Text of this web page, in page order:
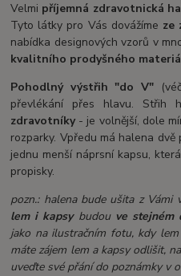
Velmi příjemná zdravotnická
Tyto látky pro Vás dovážíme ze
nabídka designových vzorů v
kvalitního prodyšného
Pohodlný výstřih "do V"
převlékání přes hlavu. Střih
zdravotníky- je volnější, dole
rozparky. Vpředu má halena
jednu menší náprsní kapsu,
propisky.
pozn.: halena bude ušita z
lem i kapsybudou ve stejném
jako na ilustračním fotu, kdy
máte zájem lem a kapsy odlišit,
uveďte své přání do poznámky v